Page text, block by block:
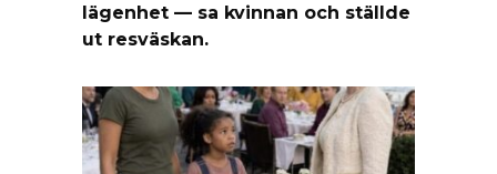
lägenhet — sa kvinnan och ställde
ut resväskan.